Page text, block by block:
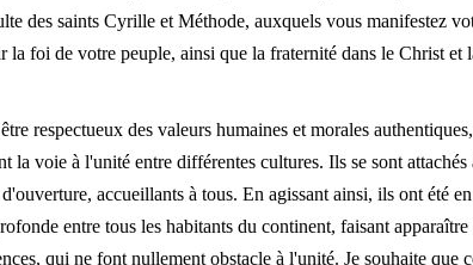
des saints Cyrille et Méthode, auxquels vous manifestez
foi de votre peuple, ainsi que la fraternité dans le Christ et
respectueux des valeurs humaines et morales
la voie à l'unité entre différentes cultures. Ils se sont attachés
accueillants à tous. En agissant ainsi, ils ont été
entre tous les habitants du continent, faisant
qui ne font nullement obstacle à l'unité. Je souhaite que